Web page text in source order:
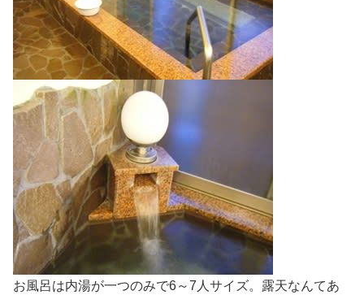
お風呂は内湯が一つのみで6～7人サイズ。露天なんてあ